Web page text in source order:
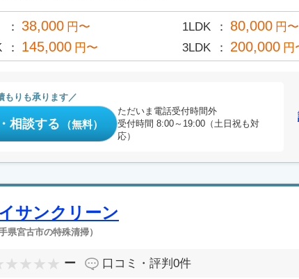
38,000 円〜 1LDK 80,000 円〜
145,000 円〜 3LDK 200,000 円
もりも承ります
相談する （無料）
ただいま電話受付時間外
受付時間 8:00～19:00（土日祝も対
応）
サンクリーン
手県宮古市の特殊清掃）
ー 口コミ・評判 0件